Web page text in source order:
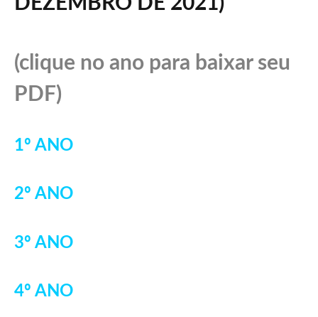
(clique no ano para baixar seu
PDF)
1º ANO
2º ANO
3º ANO
4º ANO